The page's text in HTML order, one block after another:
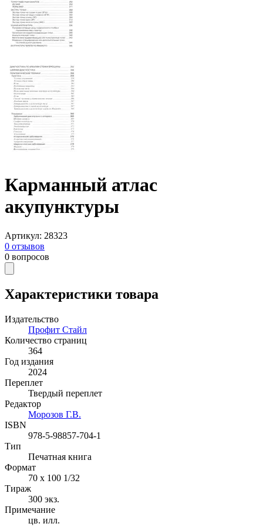
Карманный атлас
акупунктуры
Артикул: 28323
0 отзывов
0 вопросов
Характеристики товара
Издательство
Профит Стайл
Количество страниц
364
Год издания
2024
Переплет
Твердый переплет
Редактор
Морозов Г.В.
ISBN
978-5-98857-704-1
Тип
Печатная книга
Формат
70 x 100 1/32
Тираж
300 экз.
Примечание
цв. илл.